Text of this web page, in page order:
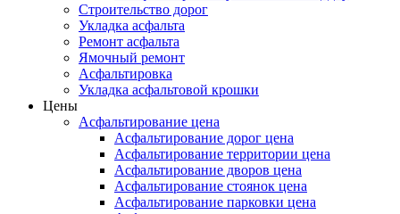
Строительство дорог
Укладка асфальта
Ремонт асфальта
Ямочный ремонт
Асфальтировка
Укладка асфальтовой крошки
Цены
Асфальтирование цена
Асфальтирование дорог цена
Асфальтирование территории цена
Асфальтирование дворов цена
Асфальтирование стоянок цена
Асфальтирование парковки цена